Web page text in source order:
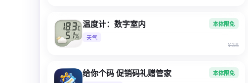
温度计：数字室内
天气
本体限免
¥38
给你个码 促销码礼赠管家 本体限免